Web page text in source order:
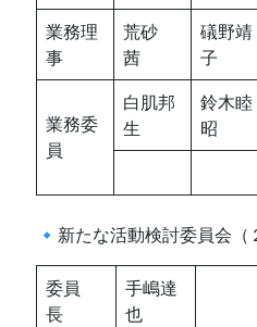
業務理
事
荒砂
茜
礒野靖
子
業務委
員
白肌邦
生
鈴木睦
昭
🔹新たな活動検討委員会（
委員
長
手嶋達
也